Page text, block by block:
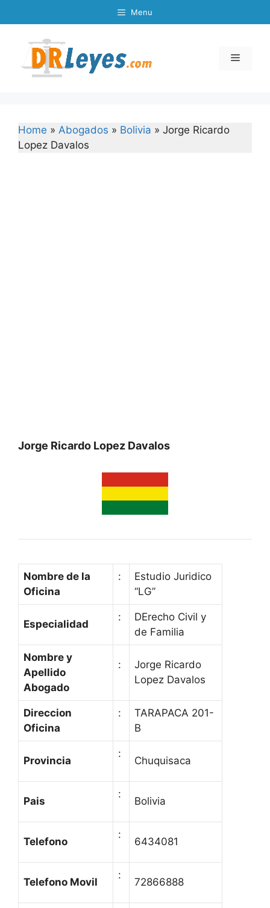
to
Menu
Menu
Home » Abogados » Bolivia » Jorge Ricardo
Lopez Davalos
Jorge Ricardo Lopez Davalos
Nombre de la
Oficina
:
Estudio Juridico
“LG”
Especialidad
:
DErecho Civil y
de Familia
Nombre y
Apellido
Abogado
:
Jorge Ricardo
Lopez Davalos
Direccion
Oficina
:
TARAPACA 201-
B
Provincia
:
Chuquisaca
Pais
:
Bolivia
Telefono
:
6434081
Telefono Movil
:
72866888